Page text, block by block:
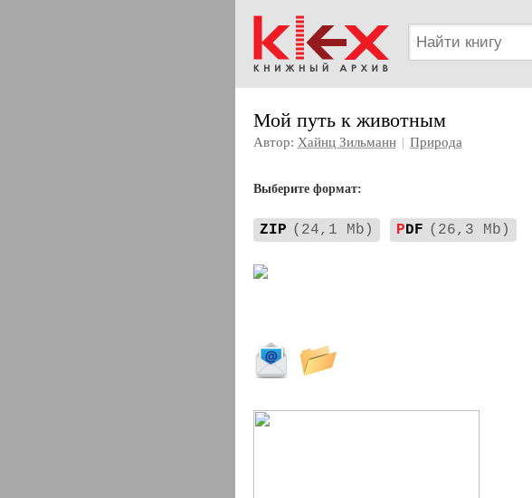
Мой путь к животным
Автор: Хайнц Зильманн | Природа
Выберите формат:
ZIP (24,1 Mb) PDF (26,3 Mb)